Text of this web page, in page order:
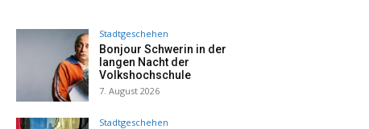
Stadtgeschehen
Bonjour Schwerin in der
langen Nacht der
Volkshochschule
7. August 2026
Stadtgeschehen